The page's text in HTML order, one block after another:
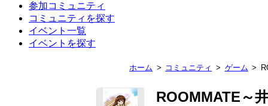
参加コミュニティ
コミュニティを探す
イベント一覧
イベントを探す
ホーム コミュニティ ゲーム
ROOMMATE～